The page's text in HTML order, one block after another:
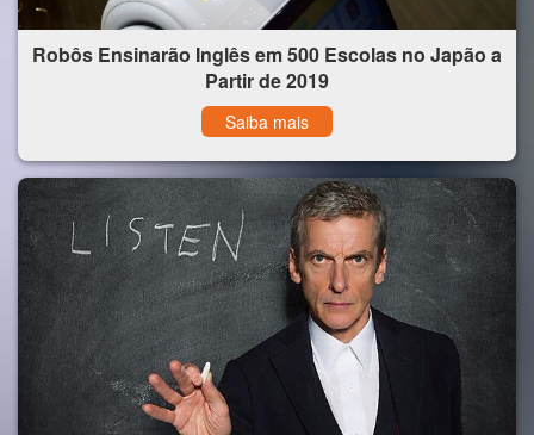
Robôs Ensinarão Inglês em 500 Escolas no Japão a
Partir de 2019
Saiba mais